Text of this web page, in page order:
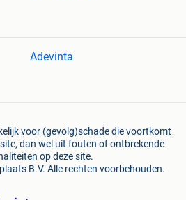
Adevinta
voor (gevolg)schade die voortkomt
dan wel uit fouten of ontbrekende
op deze site.
B.V. Alle rechten voorbehouden.